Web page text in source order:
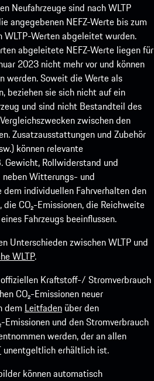
Neufahrzeuge sind nach WLTP
angegebenen NEFZ-Werte bis zum
WLTP-Werten abgeleitet wurden.
abgeleitete NEFZ-Werte liegen für
2023 nicht mehr vor und können
werden. Soweit die Werte als
beziehen sie sich nicht auf ein
und sind nicht Bestandteil des
zwischen den
Zusatzausstattungen und Zubehör
können relevante
Gewicht, Rollwiderstand und
neben Witterungs- und
individuellen Fahrverhalten den
CO₂-Emissionen, die Reichweite
Fahrzeugs beeinflussen.
Unterschieden zwischen WLTP und
WLTP.
Kraftstoff-/ Stromverbrauch
CO₂-Emissionen neuer
dem Leitfaden über den
Emissionen und den Stromverbrauch
werden, der an allen
unentgeltlich erhältlich ist.
können automatisch